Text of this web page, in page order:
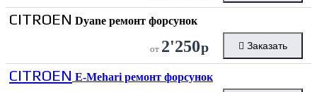
CITROEN Dyane ремонт форсунок
от 2'250р Заказать
CITROEN E-Mehari ремонт форсунок